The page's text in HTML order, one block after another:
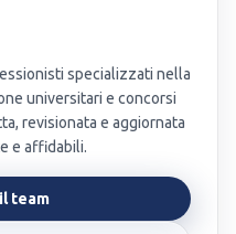
specializzati nella
universitari e concorsi
revisionata e aggiornata
e affidabili.
team